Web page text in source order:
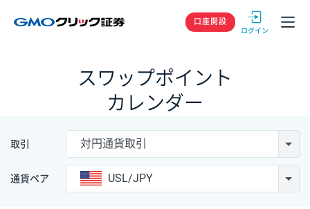
GMOクリック
口座開設
スワップポイント
カレンダー
取引 対円通貨取引
通貨ペア USL/JPY